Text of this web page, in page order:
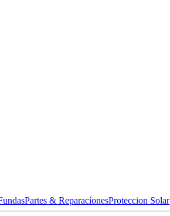
Partes & ReparacíonesProteccion Solar